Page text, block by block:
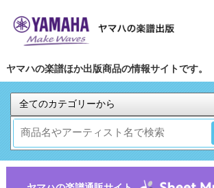
ヤマハの楽譜ほか出版商品の情報サイトです。